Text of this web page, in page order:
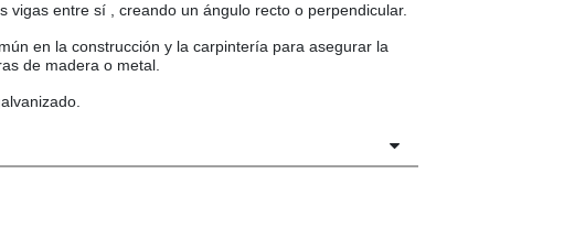
vigas entre sí , creando un ángulo recto o perpendicular.
en la construcción y la carpintería para asegurar la
de madera o metal.